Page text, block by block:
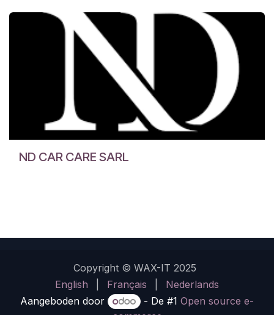
ND CAR CARE SARL
Copyright © WAX-IT 2025
English
Français
Nederlands
Aangeboden door
- De #1Open source e-